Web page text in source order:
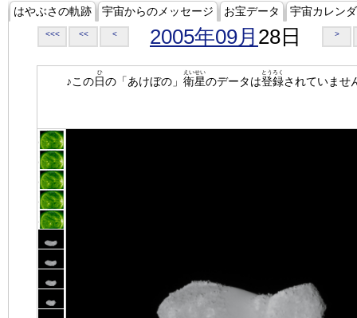
はやぶさの軌跡 宇宙からのメッセージ お宝データ 宇宙カレン
<<< << < 2005年09月 28日 >
♪この日
ひ
の「あけぼの」 衛星
えいせい
のデータは登録
とうろく
されていませ